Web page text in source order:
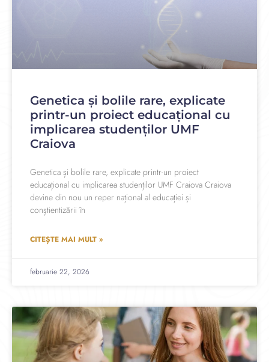
Genetica și bolile rare, explicate
printr-un proiect educațional cu
implicarea studenților UMF
Craiova
Genetica și bolile rare, explicate printr-un proiect
educațional cu implicarea studenților UMF Craiova Craiova
devine din nou un reper național al educației și
conștientizării în
CITEȘTE MAI MULT »
februarie 22, 2026